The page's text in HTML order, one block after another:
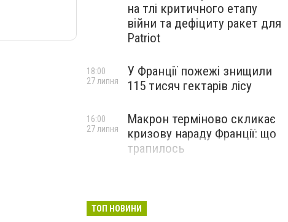
на тлі критичного етапу
війни та дефіциту ракет для
Patriot
У Франції пожежі знищили
115 тисяч гектарів лісу
18:00
27 липня
Макрон терміново скликає
кризову нараду Франції: що
трапилось
16:00
27 липня
ТОП НОВИНИ